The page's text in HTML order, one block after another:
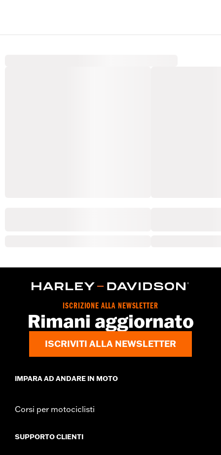
ISCRIZIONE ALLA NEWSLETTER
Rimani aggiornato
ISCRIVITI ALLA NEWSLETTER
IMPARA AD ANDARE IN MOTO
Corsi per motociclisti
SUPPORTO CLIENTI